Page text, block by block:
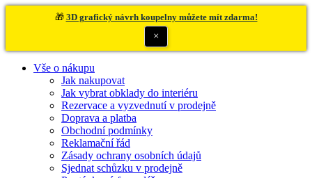
🎁 3D grafický návrh koupelny můžete mít zdarma!
×
Vše o nákupu
Jak nakupovat
Jak vybrat obklady do interiéru
Rezervace a vyzvednutí v prodejně
Doprava a platba
Obchodní podmínky
Reklamační řád
Zásady ochrany osobních údajů
Sjednat schůzku v prodejně